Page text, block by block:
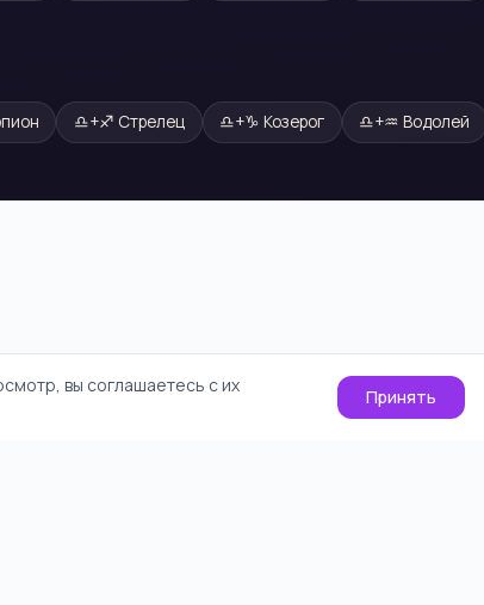
♎+♐ Стрелец ♎+♑ Козерог ♎+♒ Водолей
вы соглашаетесь с их
Принять